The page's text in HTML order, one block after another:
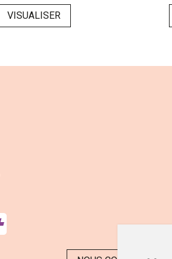
VISUALISER